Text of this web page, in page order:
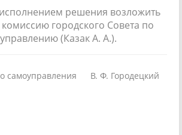
решения возложить
городского Совета по
(Казак А. А.).
самоуправления В. Ф. Городецкий